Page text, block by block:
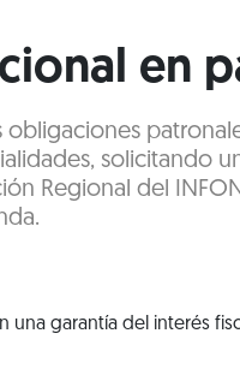
en
solicitando
Regional del
garantía del interés